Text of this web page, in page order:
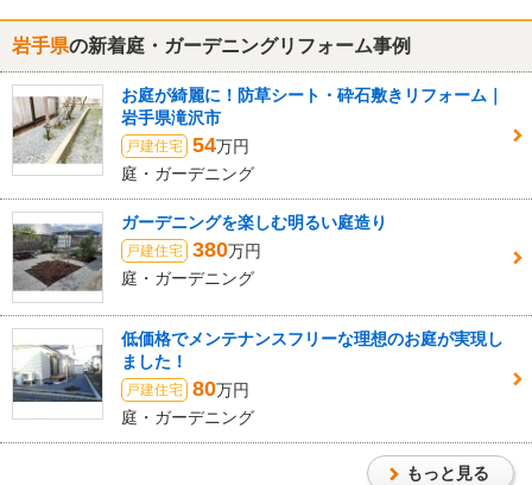
岩手県の新着庭・ガーデニングリフォーム事例
お庭が綺麗に！防草シート・砕石敷きリフォーム｜
岩手県滝沢市
戸建住宅 54万円
庭・ガーデニング
ガーデニングを楽しむ明るい庭造り
戸建住宅 380万円
庭・ガーデニング
低価格でメンテナンスフリーな理想のお庭が実現し
ました！
戸建住宅 80万円
庭・ガーデニング
もっと見る